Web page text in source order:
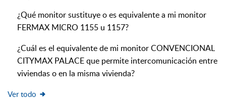
¿Qué monitor sustituye o es equivalente a mi monitor
FERMAX MICRO 1155 u 1157?
¿Cuál es el equivalente de mi monitor CONVENCIONAL
CITYMAX PALACE que permite intercomunicación entre
viviendas o en la misma vivienda?
Ver todo